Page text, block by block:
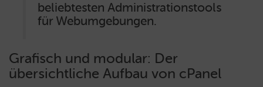
beliebtesten Administrationstools
für Webumgebungen.
Grafisch und modular: Der
übersichtliche Aufbau von cPanel